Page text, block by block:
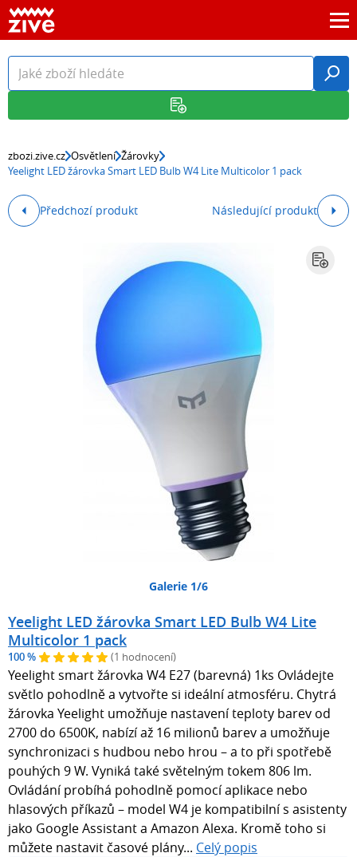
zbozi.zive.cz Osvětlení Žárovky
Yeelight LED žárovka Smart LED Bulb W4 Lite Multicolor 1 pack
Předchozí produkt Následující produkt
Galerie 1/6
Yeelight LED žárovka Smart LED Bulb W4 Lite
Multicolor 1 pack
100 % (1 hodnocení)
Yeelight smart žárovka W4 E27 (barevná) 1ks Ovládejte
světlo pohodlně a vytvořte si ideální atmosféru. Chytrá
žárovka Yeelight umožňuje nastavení teploty barev od
2700 do 6500K, nabízí až 16 milionů barev a umožňuje
synchronizaci s hudbou nebo hrou – a to při spotřebě
pouhých 9 W. Vyniká také světelným tokem 806 lm.
Ovládání probíhá pohodlně pomocí aplikace nebo
hlasových příkazů – model W4 je kompatibilní s asistenty
jako Google Assistant a Amazon Alexa. Kromě toho si
můžete nastavit časové plány... Celý popis